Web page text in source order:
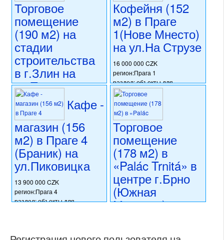
раздел: объекты для
коммерческого использования
состояние: после
реконструкции
номер объекта: 20526
регион:Северная Чехия
раздел: объекты для
коммерческого использования
состояние: после
реконструкции
номер объекта:20523
Торговое
помещение
(190 м2) на
стадии
строительства
в г.Злин на
ул.Тржида
Томаше Бати
(Южная
Моравия)
13 114 000 CZK
регион:Южная Моравия
раздел: объекты для
коммерческого использования
состояние: новостройка
номер объекта:
Кофейня (152
м2) в Праге
1(Нове Мнесто)
на ул.На Струзе
16 000 000 CZK
регион:Прага 1
раздел: объекты для
коммерческого использования
состояние: после
реконструкции
номер объекта:20422
Кафе -
магазин (156
м2) в Праге 4
(Браник) на
ул.Пиковицка
13 900 000 CZK
регион:Прага 4
раздел: объекты для
Торговое
помещение
(178 м2) в
«Palác Trnitá» в
центре г.Брно
(Южная
Моравия)